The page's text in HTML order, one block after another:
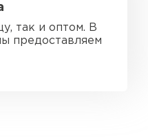
так и оптом. В
предоставляем